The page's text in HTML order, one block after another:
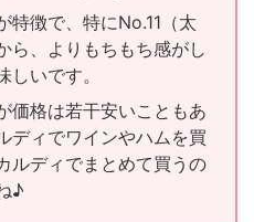
特徴で、特にNo.11（太
ら、よりもちもち感がし
しいです。
価格は若干安いこともあ
ディでワインやハムを買
ルディでまとめて買うの
♪